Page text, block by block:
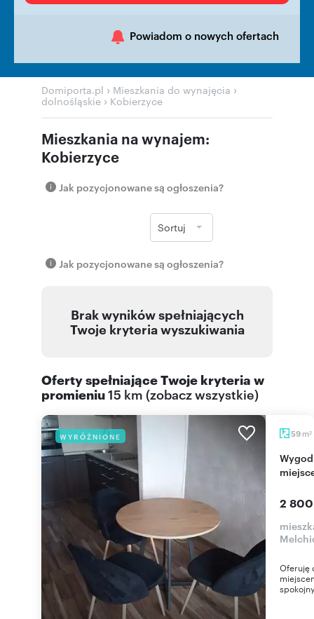
Powiadom o nowych ofertach
Domiporta.pl › Mieszkania do wynajęcia ›
dolnośląskie › Kobierzyce
Mieszkania na wynajem:
Kobierzyce
Jak pozycjonowane są ogłoszenia?
Sortuj
Jak pozycjonowane są ogłoszenia?
Brak wyników spełniających
Twoje kryteria wyszukiwania
Oferty spełniające Twoje kryteria w
promieniu15 km (zobacz wszystkie)
WYRÓŻNIONE 59 m2
Wygodne 3-pokojowe mieszkanie z balkonem i
2
Oferuję